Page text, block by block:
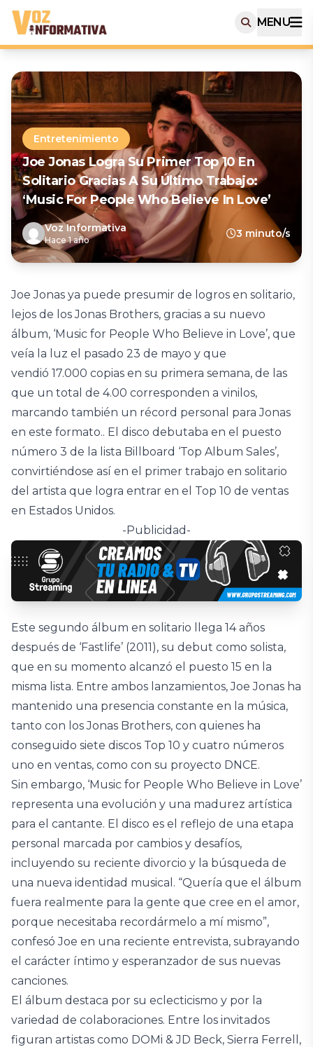
MENU
Entretenimiento
Joe Jonas Logra Su Primer Top 10 En
Solitario Gracias A Su Último Trabajo:
‘Music For People Who Believe In Love’
Voz Informativa
Hace 1 año
3 minuto/s
Joe Jonas ya puede presumir de logros en solitario,
lejos de los Jonas Brothers, gracias a su nuevo
álbum, ‘Music for People Who Believe in Love’, que
veía la luz el pasado 23 de mayo y que
vendió 17.000 copias en su primera semana, de las
que un total de 4.00 corresponden a vinilos,
marcando también un récord personal para Jonas
en este formato.. El disco debutaba en el puesto
número 3 de la lista Billboard ‘Top Album Sales’,
convirtiéndose así en el primer trabajo en solitario
del artista que logra entrar en el Top 10 de ventas
en Estados Unidos.
-Publicidad-
Este segundo álbum en solitario llega 14 años
después de ‘Fastlife’ (2011), su debut como solista,
que en su momento alcanzó el puesto 15 en la
misma lista. Entre ambos lanzamientos, Joe Jonas ha
mantenido una presencia constante en la música,
tanto con los Jonas Brothers, con quienes ha
conseguido siete discos Top 10 y cuatro números
uno en ventas, como con su proyecto DNCE.
Sin embargo, ‘Music for People Who Believe in Love’
representa una evolución y una madurez artística
para el cantante. El disco es el reflejo de una etapa
personal marcada por cambios y desafíos,
incluyendo su reciente divorcio y la búsqueda de
una nueva identidad musical. “Quería que el álbum
fuera realmente para la gente que cree en el amor,
porque necesitaba recordármelo a mí mismo”,
confesó Joe en una reciente entrevista, subrayando
el carácter íntimo y esperanzador de sus nuevas
canciones.
El álbum destaca por su eclecticismo y por la
variedad de colaboraciones. Entre los invitados
figuran artistas como DOMi & JD Beck, Sierra Ferrell,